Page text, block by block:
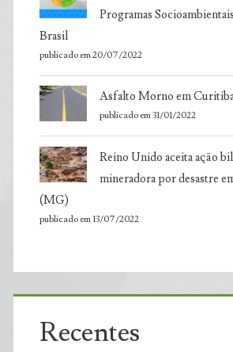
Programas
Brasil
publicado em 20/07/2022
Asfalto Morno em
publicado em 31/01/2022
Reino Unido aceita ação
mineradora por desastre
(MG)
publicado em 13/07/2022
Recentes